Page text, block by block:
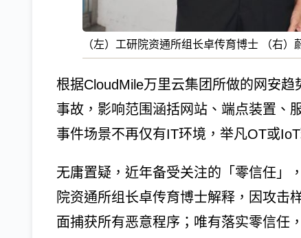
（左）工研院资通所组长卓传育博士 （右
根据CloudMile万里云集团所做的网安
事故，影响范围涵括网站、端点装置、
事件场景不再仅有IT环境，举凡OT或
无庸置疑，近年备受关注的「零信任」
院资通所组长卓传育博士解释，因攻击
面捕获所有恶意程序；唯有落实零信任